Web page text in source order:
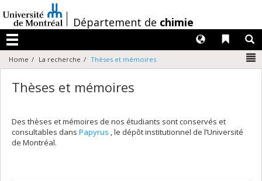
au
contenu
/Département de chimie
Menu
Liens
Langues
Home La recherche Thèses et mémoires
Thèses et mémoires
Des thèses et mémoires de nos étudiants sont conservés et
consultables dans Papyrus , le dépôt institutionnel de l’Université
de Montréal.